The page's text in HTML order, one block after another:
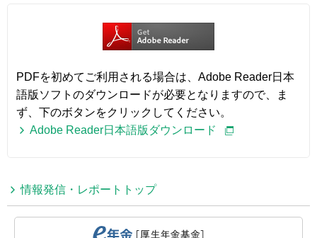
PDFを初めてご利用される場合は、Adobe Reader日本
語版ソフトのダウンロードが必要となりますので、ま
ず、下のボタンをクリックしてください。
Adobe Reader日本語版ダウンロード
情報発信・レポートトップ